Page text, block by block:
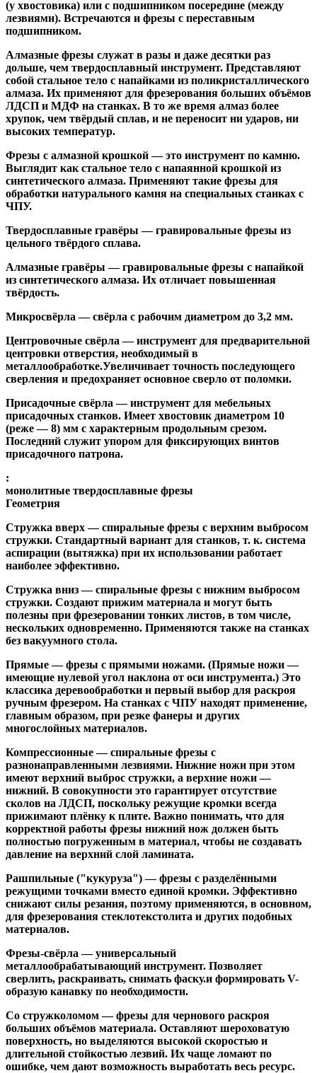
(у хвостовика) или с подшипником посередине (между
лезвиями). Встречаются и фрезы с переставным
подшипником.
Алмазные фрезы служат в разы и даже десятки раз
дольше, чем твердосплавный инструмент. Представляют
собой стальное тело с напайками из поликристаллического
алмаза. Их применяют для фрезерования больших объёмов
ЛДСП и МДФ на станках. В то же время алмаз более
хрупок, чем твёрдый сплав, и не переносит ни ударов, ни
высоких температур.
Фрезы с алмазной крошкой— это инструмент по камню.
Выглядит как стальное тело с напаянной крошкой из
синтетического алмаза. Применяют такие фрезы для
обработки натурального камня на специальных станках с
ЧПУ.
Твердосплавные гравёры — гравировальные фрезы из
цельного твёрдого сплава.
Алмазные гравёры — гравировальные фрезы с напайкой
из синтетического алмаза. Их отличает повышенная
твёрдость.
Микросвёрла — свёрла с рабочим диаметром до 3,2 мм.
Центровочные свёрла — инструмент для предварительной
центровки отверстия, необходимый в
металлообработке.Увеличивает точность последующего
сверления и предохраняет основное сверло от поломки.
Присадочные свёрла — инструмент для мебельных
присадочных станков. Имеет хвостовик диаметром 10
(реже — 8) мм с характерным продольным срезом.
Последний служит упором для фиксирующих винтов
присадочного патрона.
:
монолитные твердосплавные фрезы
Геометрия
Стружка вверх— спиральные фрезы с верхним выбросом
стружки. Стандартный вариант для станков, т. к. система
аспирации (вытяжка) при их использовании работает
наиболее эффективно.
Стружка вниз— спиральные фрезы с нижним выбросом
стружки. Создают прижим материала и могут быть
полезны при фрезеровании тонких листов, в том числе,
нескольких одновременно. Применяются также на станках
без вакуумного стола.
Прямые— фрезы с прямыми ножами. (Прямые ножи —
имеющие нулевой угол наклона от оси инструмента.) Это
классика деревообработки и первый выбор для раскроя
ручным фрезером. На станках с ЧПУ находят применение,
главным образом, при резке фанеры и других
многослойных материалов.
Компрессионные— спиральные фрезы с
разнонаправленными лезвиями. Нижние ножи при этом
имеют верхний выброс стружки, а верхние ножи —
нижний. В совокупности это гарантирует отсутствие
сколов на ЛДСП, поскольку режущие кромки всегда
прижимают плёнку к плите. Важно понимать, что для
корректной работы фрезы нижний нож должен быть
полностью погруженным в материал, чтобы не создавать
давление на верхний слой ламината.
Рашпильные ("кукуруза")— фрезы с разделёнными
режущими точками вместо единой кромки. Эффективно
снижают силы резания, поэтому применяются, в основном,
для фрезерования стеклотекстолита и других подобных
материалов.
Фрезы-свёрла — универсальный
металлообрабатывающий инструмент. Позволяет
сверлить, раскраивать, снимать фаску.и формировать V-
образую канавку по необходимости.
Со стружколомом— фрезы для чернового раскроя
больших объёмов материала. Оставляют шероховатую
поверхность, но выделяются высокой скоростью и
длительной стойкостью лезвий. Их чаще ломают по
ошибке, чем дают возможность выработать весь ресурс.